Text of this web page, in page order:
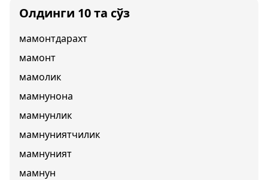
Олдинги 10 та сўз
мамонтдарахт
мамонт
мамолик
мамнунона
мамнунлик
мамнуниятчилик
мамнуният
мамнун